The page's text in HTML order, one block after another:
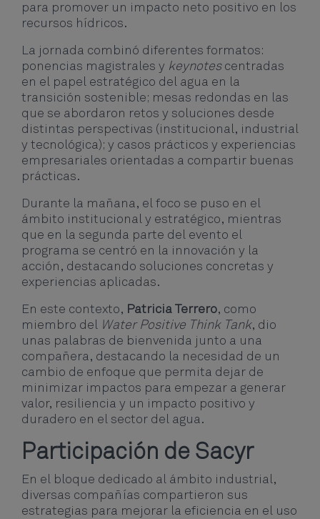
para promover un impacto neto positivo en los
recursos hídricos.
La jornada combinó diferentes formatos:
ponencias magistrales y keynotescentradas
en el papel estratégico del agua en la
transición sostenible; mesas redondas en las
que se abordaron retos y soluciones desde
distintas perspectivas (institucional, industrial
y tecnológica); y casos prácticos y experiencias
empresariales orientadas a compartir buenas
prácticas.
Durante la mañana, el foco se puso en el
ámbito institucional y estratégico, mientras
que en la segunda parte del evento el
programa se centró en la innovación y la
acción, destacando soluciones concretas y
experiencias aplicadas.
En este contexto, Patricia Terrero, como
miembro del
Water Positive Think Tank, dio
unas palabras de bienvenida junto a una
compañera, destacando la necesidad de un
cambio de enfoque que permita dejar de
minimizar impactos para empezar a generar
valor, resiliencia y un impacto positivo y
duradero en el sector del agua.
Participación de Sacyr
En el bloque dedicado al ámbito industrial,
diversas compañías compartieron sus
estrategias para mejorar la eficiencia en el uso